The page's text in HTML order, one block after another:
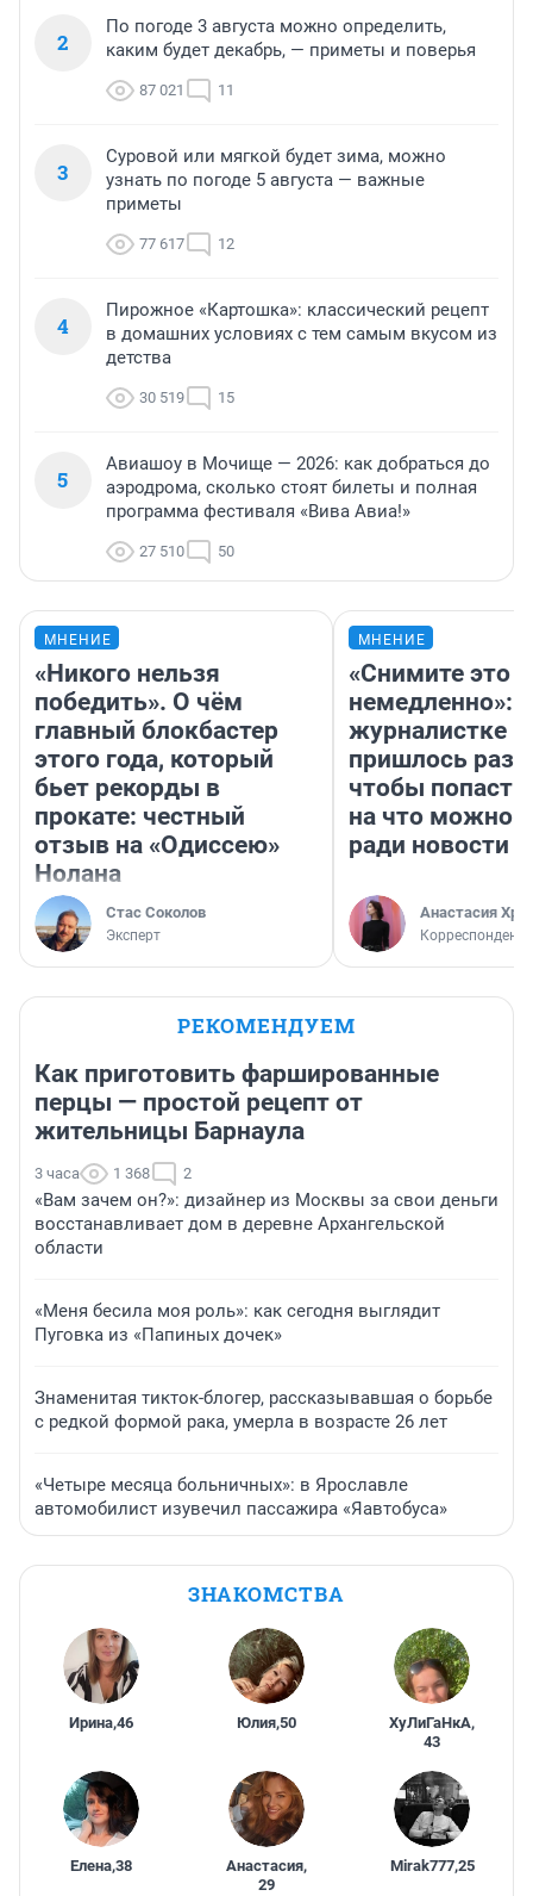
2
По погоде 3 августа можно определить,
каким будет декабрь, — приметы и поверья
87 021 11
3
Суровой или мягкой будет зима, можно
узнать по погоде 5 августа — важные
приметы
77 617 12
4
Пирожное «Картошка»: классический рецепт
в домашних условиях с тем самым вкусом из
детства
30 519 15
5
Авиашоу в Мочище — 2026: как добраться до
аэродрома, сколько стоят билеты и полная
программа фестиваля «Вива Авиа!»
27 510 50
МНЕНИЕ
«Никого нельзя
победить». О чём
главный блокбастер
этого года, который
бьет рекорды в
прокате: честный
отзыв на «Одиссею»
Нолана
Стас Соколов
Эксперт
МНЕНИЕ
«Снимите это
немедленно»:
журналистке
пришлось
чтобы попасть
на что можно
ради новости
Анастасия
Корреспондент
РЕКОМЕНДУЕМ
Как приготовить фаршированные
перцы — простой рецепт от
жительницы Барнаула
3 часа 1 368 2
«Вам зачем он?»: дизайнер из Москвы за свои деньги
восстанавливает дом в деревне Архангельской
области
«Меня бесила моя роль»: как сегодня выглядит
Пуговка из «Папиных дочек»
Знаменитая тикток-блогер, рассказывавшая о борьбе
с редкой формой рака, умерла в возрасте 26 лет
«Четыре месяца больничных»: в Ярославле
автомобилист изувечил пассажира «Яавтобуса»
ЗНАКОМСТВА
Ирина,46 Юлия,50 ХуЛиГаНкА,
43
Елена,38 Анастасия,
29
Mirak777,25